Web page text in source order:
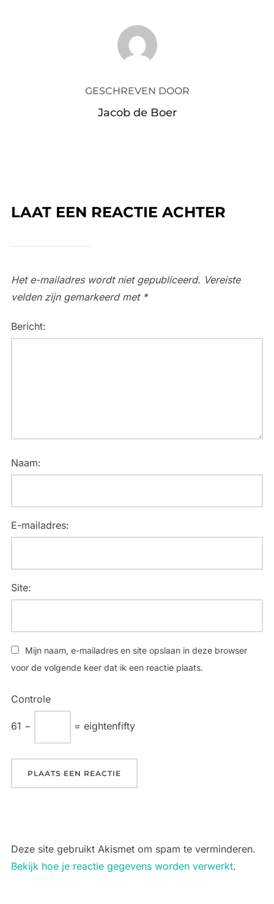
BERICHTAUTEUR
GESCHREVEN DOOR
Jacob de Boer
LAAT EEN REACTIE ACHTER
Het e-mailadres wordt niet gepubliceerd. Vereiste
velden zijn gemarkeerd met *
Bericht:
Naam:
E-mailadres:
Site:
Mijn naam, e-mailadres en site opslaan in deze browser
voor de volgende keer dat ik een reactie plaats.
Controle
61 − = eightenfifty
Deze site gebruikt Akismet om spam te verminderen.
Bekijk hoe je reactie gegevens worden verwerkt.